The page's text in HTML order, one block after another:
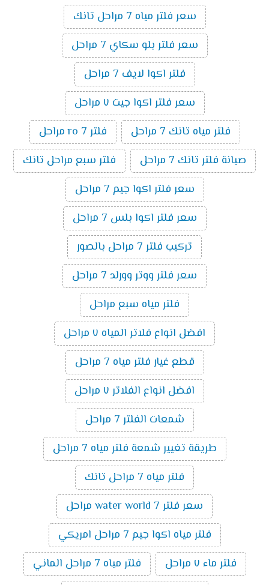
سعر فلتر مياه 7 مراحل تانك
سعر فلتر بلو سكاي 7 مراحل
فلتر اكوا لايف 7 مراحل
سعر فلتر اكوا جيت ٧ مراحل
فلتر مياه تانك 7 مراحل
فلتر ro 7 مراحل
صيانة فلتر تانك 7 مراحل
فلتر سبع مراحل تانك
سعر فلتر اكوا جيم 7 مراحل
سعر فلتر اكوا بلس 7 مراحل
تركيب فلتر 7 مراحل بالصور
سعر فلتر ووتر وورلد 7 مراحل
فلتر مياه سبع مراحل
افضل انواع فلاتر المياه ٧ مراحل
قطع غيار فلتر مياه 7 مراحل
افضل انواع الفلاتر ٧ مراحل
شمعات الفلتر 7 مراحل
طريقة تغيير شمعة فلتر مياه 7 مراحل
فلتر مياه 7 مراحل تانك
سعر فلتر water world 7 مراحل
فلتر مياه اكوا جيم 7 مراحل امريكي
فلتر ماء ٧ مراحل
فلتر مياه 7 مراحل الماني